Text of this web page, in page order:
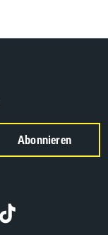
Abonnieren